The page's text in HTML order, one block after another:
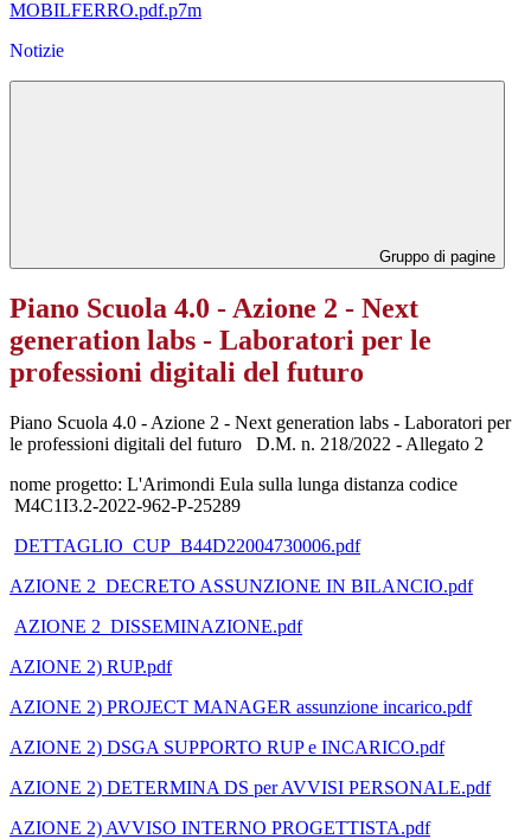
MOBILFERRO.pdf.p7m
Notizie
Gruppo di pagine
Piano Scuola 4.0 - Azione 2 - Next
generation labs - Laboratori per le
professioni digitali del futuro
Piano Scuola 4.0 - Azione 2 - Next generation labs - Laboratori per
le professioni digitali del futuro D.M. n. 218/2022 - Allegato 2
nome progetto: L'Arimondi Eula sulla lunga distanza codice
M4C1I3.2-2022-962-P-25289
DETTAGLIO_CUP_B44D22004730006.pdf
AZIONE 2_DECRETO ASSUNZIONE IN BILANCIO.pdf
AZIONE 2_DISSEMINAZIONE.pdf
AZIONE 2) RUP.pdf
AZIONE 2) PROJECT MANAGER assunzione incarico.pdf
AZIONE 2) DSGA SUPPORTO RUP e INCARICO.pdf
AZIONE 2) DETERMINA DS per AVVISI PERSONALE.pdf
AZIONE 2) AVVISO INTERNO PROGETTISTA.pdf